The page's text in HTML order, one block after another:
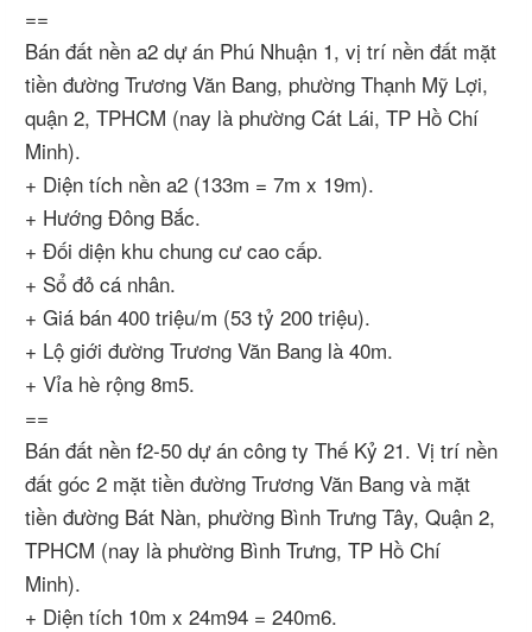
==
Bán đất nền a2 dự án Phú Nhuận 1, vị trí nền đất mặt
tiền đường Trương Văn Bang, phường Thạnh Mỹ Lợi,
quận 2, TPHCM (nay là phường Cát Lái, TP Hồ Chí
Minh).
+ Diện tích nền a2 (133m = 7m x 19m).
+ Hướng Đông Bắc.
+ Đối diện khu chung cư cao cấp.
+ Sổ đỏ cá nhân.
+ Giá bán 400 triệu/m (53 tỷ 200 triệu).
+ Lộ giới đường Trương Văn Bang là 40m.
+ Vỉa hè rộng 8m5.
==
Bán đất nền f2-50 dự án công ty Thế Kỷ 21. Vị trí nền
đất góc 2 mặt tiền đường Trương Văn Bang và mặt
tiền đường Bát Nàn, phường Bình Trưng Tây, Quận 2,
TPHCM (nay là phường Bình Trưng, TP Hồ Chí
Minh).
+ Diện tích 10m x 24m94 = 240m6.